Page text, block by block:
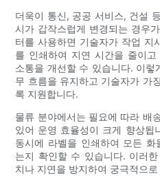
더욱이 통신, 공공 서비스, 건설
시가 갑작스럽게 변경되는 경우
터를 사용하면 기술자가 작업 지
를 인쇄하여 지연 시간을 줄이
소통을 개선할 수 있습니다. 이렇
무 흐름을 유지하고 기술자가 가
록 지원합니다.
물류 분야에서는 필요에 따라 배
있어 운영 효율성이 크게 향상됩
동시에 라벨을 인쇄하여 모든 화
는지 확인할 수 있습니다. 이러
치나 지연을 방지하여 궁극적으